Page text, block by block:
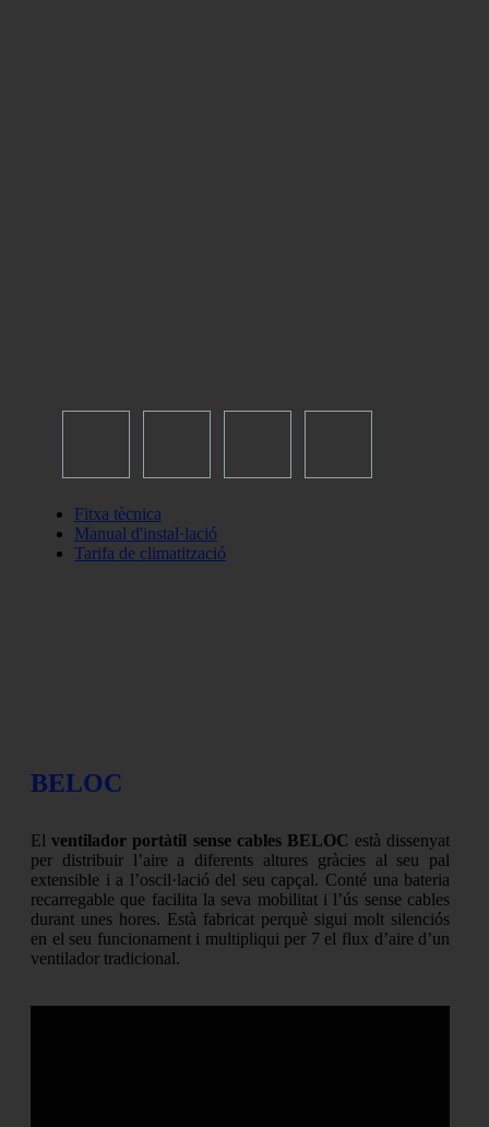
Fitxa tècnica
Manual d'instal·lació
Tarifa de climatització
BELOC
Elventilador portàtil sense cables BELOC està dissenyat
per distribuir l’aire a diferents altures gràcies al seu pal
extensible i a l’oscil·lació del seu capçal. Conté una bateria
recarregable que facilita la seva mobilitat i l’ús sense cables
durant unes hores. Està fabricat perquè sigui molt silenciós
en el seu funcionament i multipliqui per 7 el flux d’aire d’un
ventilador tradicional.